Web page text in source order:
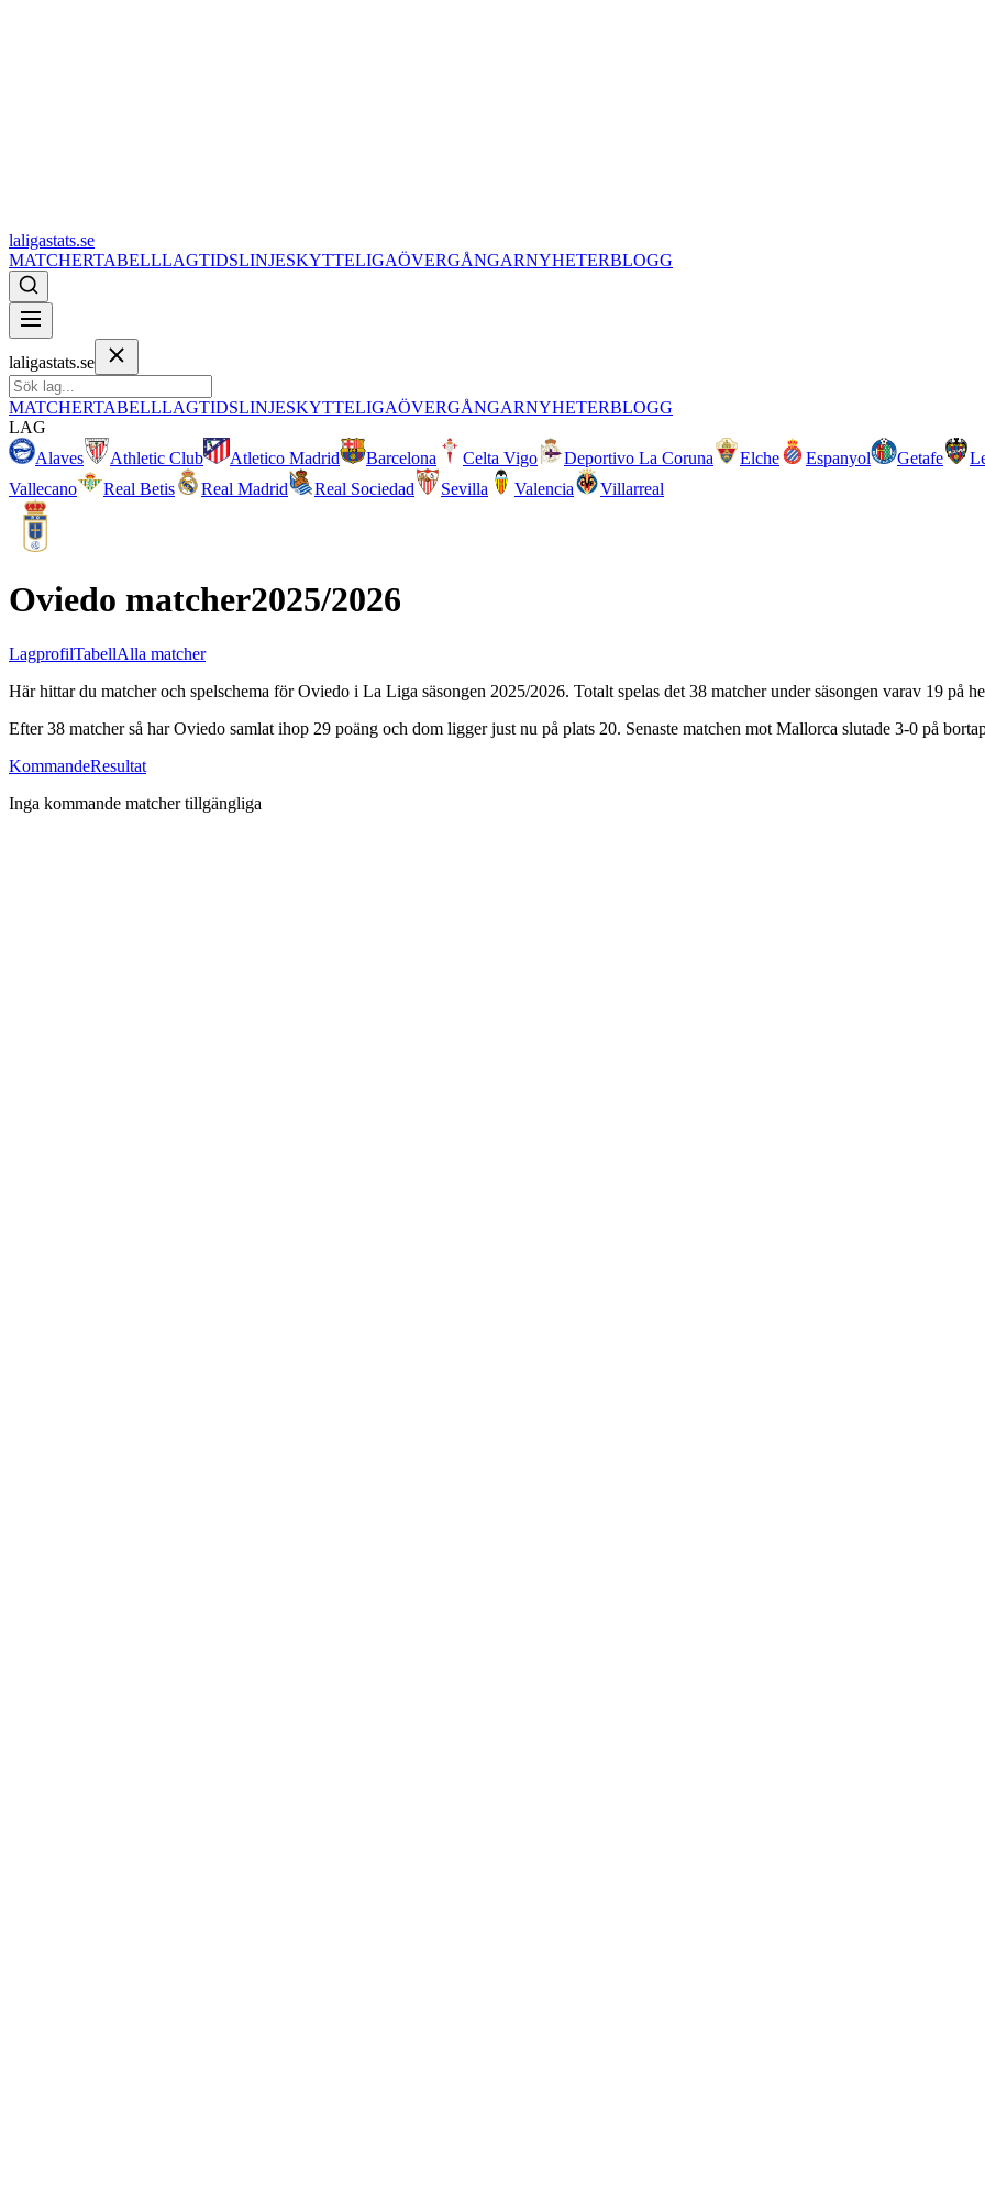
laligastats.se
MATCHERTABELLLAGTIDSLINJESKYTTELIGAÖVERGÅNGARNYHETERBLOGG
laligastats.se
MATCHERTABELLLAGTIDSLINJESKYTTELIGAÖVERGÅNGARNYHETERBLOGG
LAG
Alaves
Athletic Club Atletico Madrid Barcelona Celta Vigo Deportivo La Coruna Elche Espanyol Getafe
Vallecano
Real Betis Real Madrid Real Sociedad Sevilla Valencia Villarreal
Oviedo matcher2025/2026
LagprofilTabellAlla matcher
Här hittar du matcher och spelschema förOviedo i La Liga säsongen 2025/2026. Totalt spelas det 38 matcher under säsongen varav 19 på
Efter38 matcher så harOviedo samlat ihop 29 poäng och dom ligger just nu på plats 20. Senaste matchen mot Mallorca slutade 3-0 på
KommandeResultat
Inga kommande matcher tillgängliga